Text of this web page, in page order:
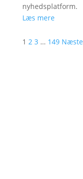
nyhedsplatform.
Læs mere
1 2 3 … 149 Næste